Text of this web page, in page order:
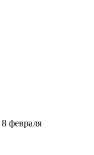
8 февраля